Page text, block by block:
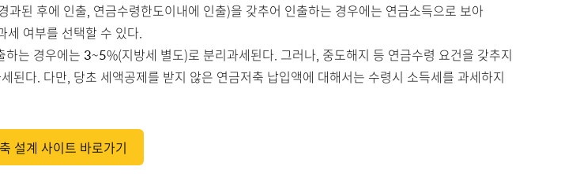
된 후에 인출, 연금수령한도이내에 인출)을 갖추어 인출하는 경우에는 연금소득으로 보아
여부를 선택할 수 있다.
는 경우에는 3~5%(지방세 별도)로 분리과세된다. 그러나, 중도해지 등 연금수령 요건을 갖추지
다. 다만, 당초 세액공제를 받지 않은 연금저축 납입액에 대해서는 수령시 소득세를 과세하지
설계 사이트 바로가기